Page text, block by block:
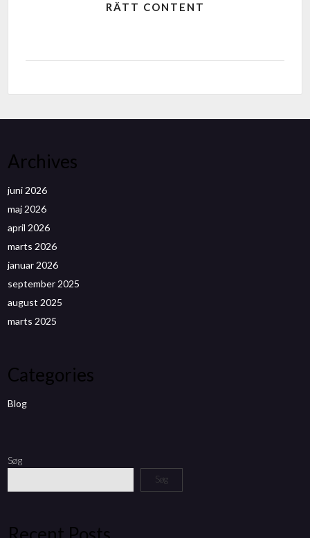
RÄTT CONTENT
Archives
juni 2026
maj 2026
april 2026
marts 2026
januar 2026
september 2025
august 2025
marts 2025
Categories
Blog
Søg
Søg
Recent Posts